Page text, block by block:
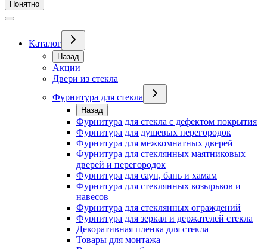
Понятно
Каталог
Назад
Акции
Двери из стекла
Фурнитура для стекла
Назад
Фурнитура для стекла с дефектом покрытия
Фурнитура для душевых перегородок
Фурнитура для межкомнатных дверей
Фурнитура для стеклянных маятниковых
дверей и перегородок
Фурнитура для саун, бань и хамам
Фурнитура для стеклянных козырьков и
навесов
Фурнитура для стеклянных ограждений
Фурнитура для зеркал и держателей стекла
Декоративная пленка для стекла
Товары для монтажа